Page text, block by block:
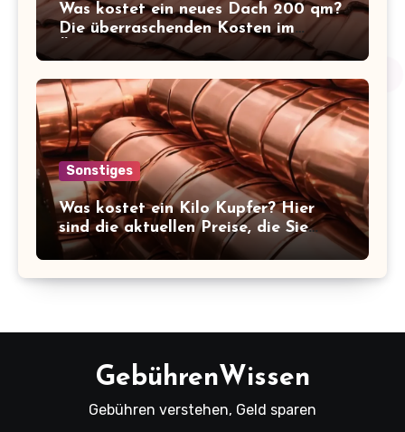
Was kostet ein neues Dach 200 qm?
Die überraschenden Kosten im
Überblick!
Sonstiges
Was kostet ein Kilo Kupfer? Hier
sind die aktuellen Preise, die Sie
kennen sollten!
GebührenWissen
Gebühren verstehen, Geld sparen